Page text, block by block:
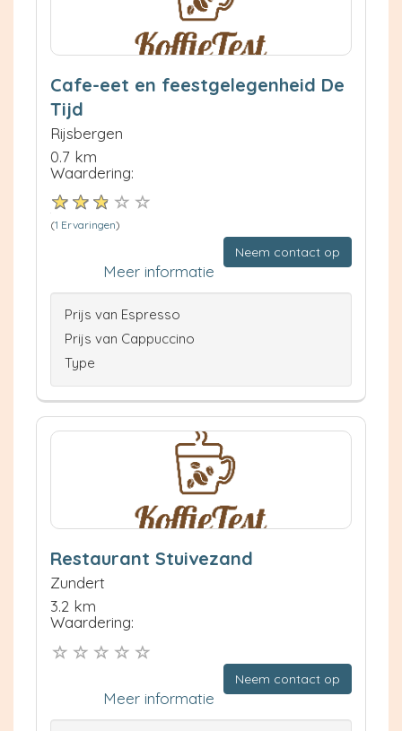
Cafe-eet en feestgelegenheid De
Tijd
Rijsbergen
0.7 km
Waardering:
(1 Ervaringen)
Neem contact op
Meer informatie
Prijs van Espresso
Prijs van Cappuccino
Type
Restaurant Stuivezand
Zundert
3.2 km
Waardering:
Neem contact op
Meer informatie